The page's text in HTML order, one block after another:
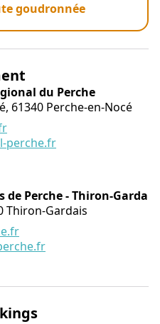
goudronnée
du Perche
61340 Perche-en-Nocé
perche.fr
Perche - Thiron-Gardais
Thiron-Gardais